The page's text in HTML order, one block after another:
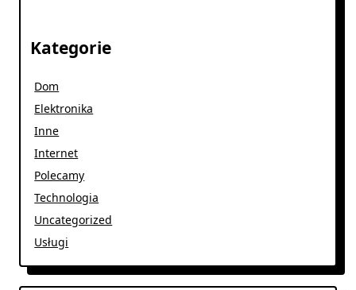
Kategorie
Dom
Elektronika
Inne
Internet
Polecamy
Technologia
Uncategorized
Usługi